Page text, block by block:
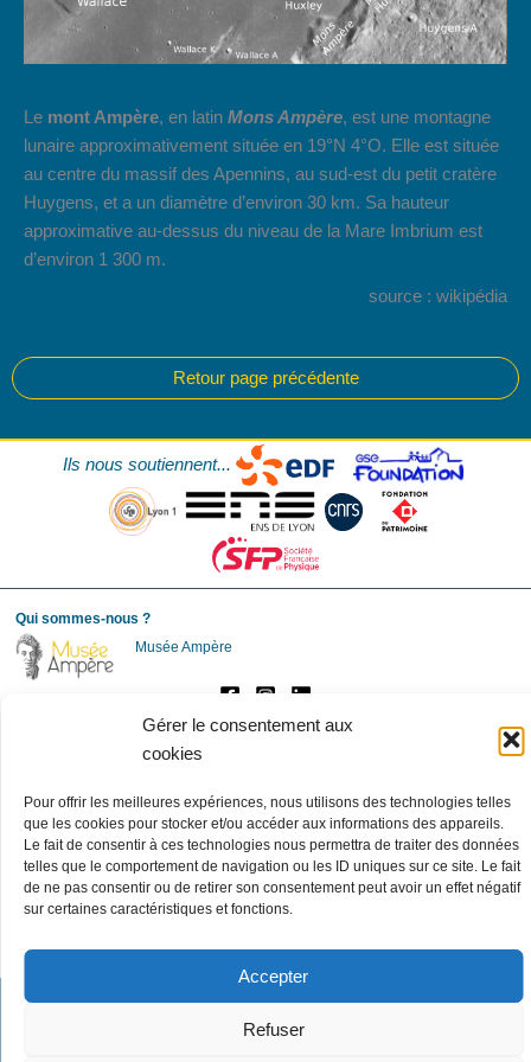
Gérer le consentement aux
cookies
Pour offrir les meilleures expériences, nous utilisons des technologies telles
que les cookies pour stocker et/ou accéder aux informations des appareils.
Le fait de consentir à ces technologies nous permettra de traiter des données
telles que le comportement de navigation ou les ID uniques sur ce site. Le fait
de ne pas consentir ou de retirer son consentement peut avoir un effet négatif
sur certaines caractéristiques et fonctions.
Accepter
Refuser
Le mont Ampère, en latin Mons Ampère, est une montagne
lunaire approximativement située en 19°N 4°O. Elle est située
au centre du massif des Apennins, au sud-est du petit cratère
Huygens, et a un diamètre d’environ 30 km. Sa hauteur
approximative au-dessus du niveau de la Mare Imbrium est
d’environ 1 300 m.
source : wikipédia
Ils nous soutiennent...
Qui sommes-nous ?
Musée Ampère
d'André-Marie Ampère
Société de l'Electricité, de l'Electronique et des technologies de
Thème WordPress Astra